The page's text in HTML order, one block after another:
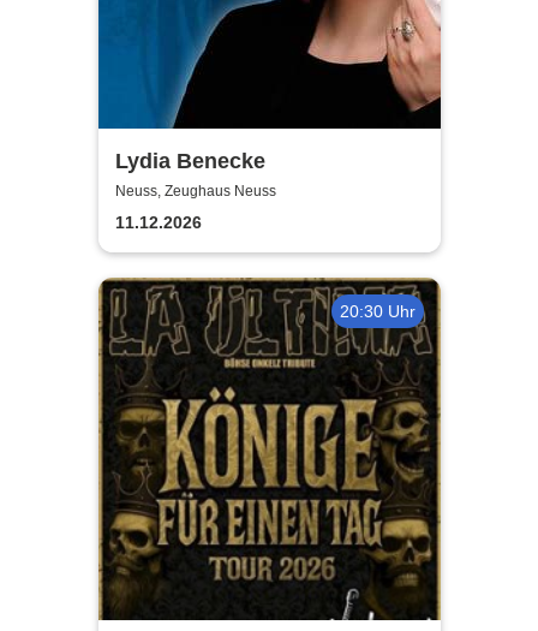
Lydia Benecke
Neuss, Zeughaus Neuss
11.12.2026
20:30 Uhr